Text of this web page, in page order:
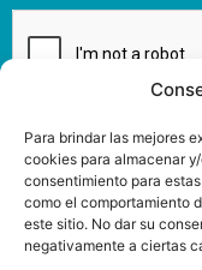
Para brindar las mejores
cookies para almacenar
consentimiento para
como el comportamiento
este sitio. No dar su
negativamente a ciertas
INSPIRIT MUTUA